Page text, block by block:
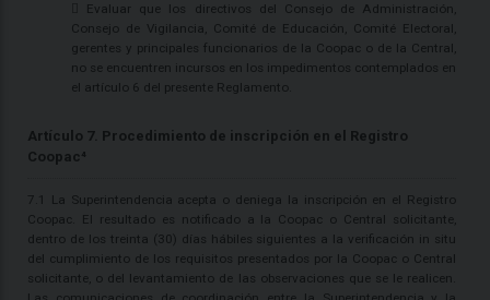
 Evaluar que los directivos del Consejo de Administración,
Consejo de Vigilancia, Comité de Educación, Comité Electoral,
gerentes y principales funcionarios de la Coopac o de la Central,
no se encuentren incursos en los impedimentos contemplados en
el artículo 6 del presente Reglamento.
Artículo 7. Procedimiento de inscripción en el Registro
Coopac⁴
7.1 La Superintendencia acepta o deniega la inscripción en el Registro
Coopac. El resultado es notificado a la Coopac o Central solicitante,
dentro de los treinta (30) días hábiles siguientes a la verificación in situ
del cumplimiento de los requisitos presentados por la Coopac o Central
solicitante, o del levantamiento de las observaciones que se le realicen.